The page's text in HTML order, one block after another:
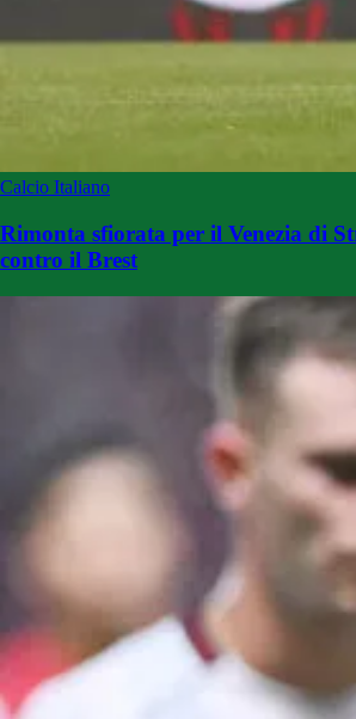
Calcio Italiano
Rimonta sfiorata per il Venezia di
contro il Brest